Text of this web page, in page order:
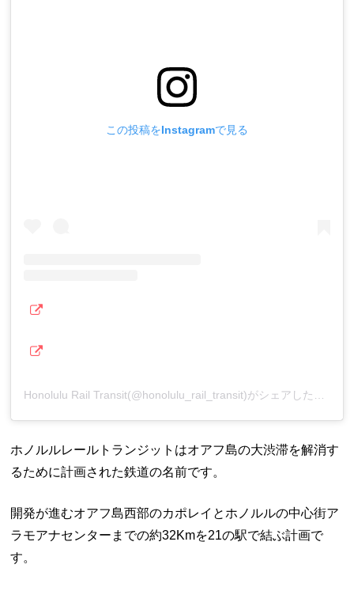
この投稿をInstagramで見る
ホノルルレールトランジットはオアフ島の大渋滞を解消す
るために計画された鉄道の名前です。
開発が進むオアフ島西部のカポレイとホノルルの中心街ア
ラモアナセンターまでの約32Kmを21の駅で結ぶ計画で
す。